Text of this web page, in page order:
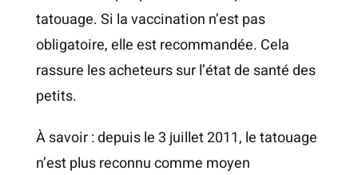
tatouage. Si la vaccination n’est pas
obligatoire, elle est recommandée. Cela
rassure les acheteurs sur l’état de santé des
petits.
À savoir : depuis le 3 juillet 2011, le tatouage
n’est plus reconnu comme moyen